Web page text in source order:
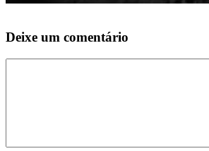
Deixe um comentário